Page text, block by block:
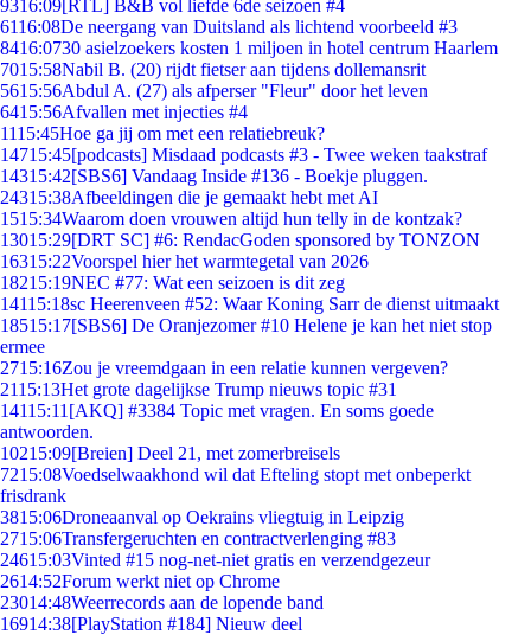
9316:09[RTL] B&B vol liefde 6de seizoen #4
6116:08De neergang van Duitsland als lichtend voorbeeld #3
8416:0730 asielzoekers kosten 1 miljoen in hotel centrum Haarlem
7015:58Nabil B. (20) rijdt fietser aan tijdens dollemansrit
5615:56Abdul A. (27) als afperser "Fleur" door het leven
6415:56Afvallen met injecties #4
1115:45Hoe ga jij om met een relatiebreuk?
14715:45[podcasts] Misdaad podcasts #3 - Twee weken taakstraf
14315:42[SBS6] Vandaag Inside #136 - Boekje pluggen.
24315:38Afbeeldingen die je gemaakt hebt met AI
1515:34Waarom doen vrouwen altijd hun telly in de kontzak?
13015:29[DRT SC] #6: RendacGoden sponsored by TONZON
16315:22Voorspel hier het warmtegetal van 2026
18215:19NEC #77: Wat een seizoen is dit zeg
14115:18sc Heerenveen #52: Waar Koning Sarr de dienst uitmaakt
18515:17[SBS6] De Oranjezomer #10 Helene je kan het niet stop
ermee
2715:16Zou je vreemdgaan in een relatie kunnen vergeven?
2115:13Het grote dagelijkse Trump nieuws topic #31
14115:11 [AKQ] #3384 Topic met vragen. En soms goede
antwoorden.
10215:09[Breien] Deel 21, met zomerbreisels
7215:08Voedselwaakhond wil dat Efteling stopt met onbeperkt
frisdrank
3815:06Droneaanval op Oekrains vliegtuig in Leipzig
2715:06Transfergeruchten en contractverlenging #83
24615:03Vinted #15 nog-net-niet gratis en verzendgezeur
2614:52Forum werkt niet op Chrome
23014:48Weerrecords aan de lopende band
16914:38[PlayStation #184] Nieuw deel